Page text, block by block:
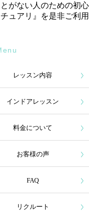
がない人のための初心
ュアリ』を是非ご利用
レッスン内容
インドアレッスン
料金について
お客様の声
FAQ
リクルート